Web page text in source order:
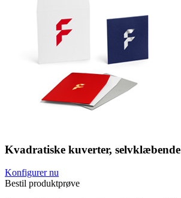
Kvadratiske kuverter, selvklæbende
Konfigurer nu
Bestil produktprøve